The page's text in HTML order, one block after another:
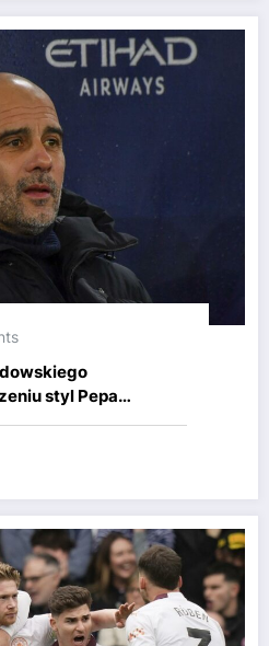
styl Pepa
jest właścicielem